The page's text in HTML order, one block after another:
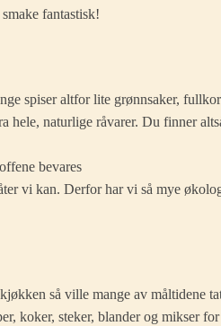
fantastisk!
spiser altfor lite grønnsaker,
naturlige råvarer. Du finner
bevares
vi kan. Derfor har vi så mye
så ville mange av måltidene
koker, steker, blander og mikser for